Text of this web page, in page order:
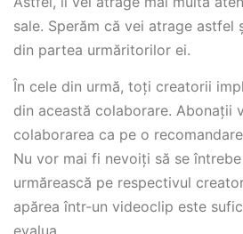
sale. Sperăm că vei atrage astfel
din partea urmăritorilor ei.
În cele din urmă, toți creatorii
din această colaborare. Abonații
colaborarea ca pe o
Nu vor mai fi nevoiți să se
urmărească pe respectivul
apărea într-un videoclip este